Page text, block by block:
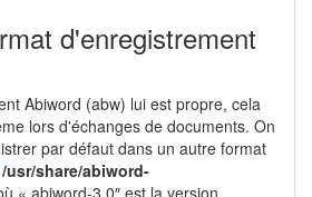
d'enregistrement
Abiword (abw) lui est propre, cela
lors d'échanges de documents. On
par défaut dans un autre format
/usr/share/abiword-